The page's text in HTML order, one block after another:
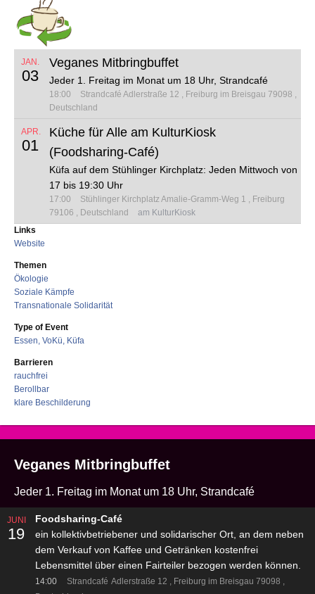
JAN.
03
Veganes Mitbringbuffet
Jeder 1. Freitag im Monat um 18 Uhr, Strandcafé
18:00 Strandcafé Adlerstraße 12
Freiburg im Breisgau 79098
Deutschland
APR.
01
Küche für Alle am KulturKiosk
(Foodsharing-Café)
Küfa auf dem Stühlinger Kirchplatz: Jeden Mittwoch von
17 bis 19:30 Uhr
17:00 Stühlinger Kirchplatz Amalie-Gramm-Weg 1
Freiburg
79106
Deutschland
am KulturKiosk
Links
Website
Themen
Ökologie
Soziale Kämpfe
Transnationale Solidarität
Type of Event
Essen, VoKü, Küfa
Barrieren
rauchfrei
Berollbar
klare Beschilderung
Veganes Mitbringbuffet
Jeder 1. Freitag im Monat um 18 Uhr, Strandcafé
JUNI
19
Foodsharing-Café
ein kollektivbetriebener und solidarischer Ort, an dem neben
dem Verkauf von Kaffee und Getränken kostenfrei
Lebensmittel über einen Fairteiler bezogen werden können.
14:00 Strandcafé Adlerstraße 12
Freiburg im Breisgau 79098